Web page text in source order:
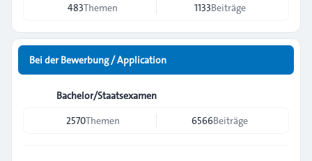
483Themen 1133Beiträge
Bei der Bewerbung / Application
Bachelor/Staatsexamen
2570Themen 6566Beiträge